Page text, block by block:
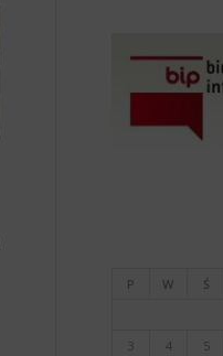
P W Ś
3
4 5